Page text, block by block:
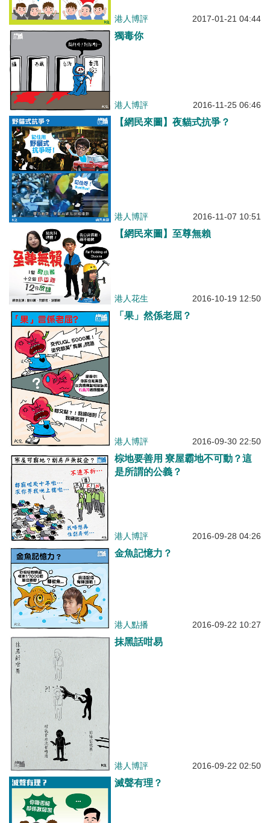
港人博評 2017-01-21 04:44
獨毒你
港人博評 2016-11-25 06:46
【網民來圖】夜貓式抗爭？
港人博評 2016-11-07 10:51
【網民來圖】至尊無賴
港人花生 2016-10-19 12:50
「果」然係老屈？
港人博評 2016-09-30 22:50
棕地要善用 寮屋霸地不可動？這
是所謂的公義？
港人博評 2016-09-28 04:26
金魚記憶力？
港人點播 2016-09-22 10:27
抹黑話咁易
港人博評 2016-09-22 02:50
滅聲有理？